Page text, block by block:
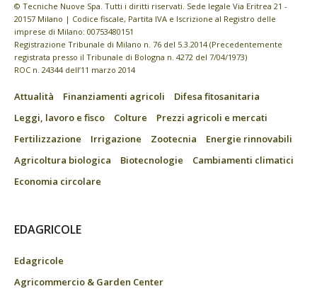
© Tecniche Nuove Spa. Tutti i diritti riservati. Sede legale Via Eritrea 21 -
20157 Milano | Codice fiscale, Partita IVA e Iscrizione al Registro delle
imprese di Milano: 00753480151
Registrazione Tribunale di Milano n. 76 del 5.3.2014 (Precedentemente
registrata presso il Tribunale di Bologna n. 4272 del 7/04/1973)
ROC n. 24344 dell’11 marzo 2014
Attualità Finanziamenti agricoli
Difesa fitosanitaria
Leggi, lavoro e fisco
Colture
Prezzi agricoli e mercati
Fertilizzazione
Irrigazione Zootecnia
Energie rinnovabili
Agricoltura biologica
Biotecnologie
Cambiamenti climatici
Economia circolare
EDAGRICOLE
Edagricole
Agricommercio & Garden Center